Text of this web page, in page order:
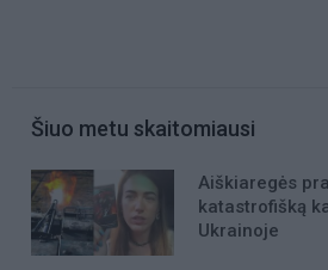
Šiuo metu skaitomiausi
Aiškiaregės
katastrofišką
Ukrainoje